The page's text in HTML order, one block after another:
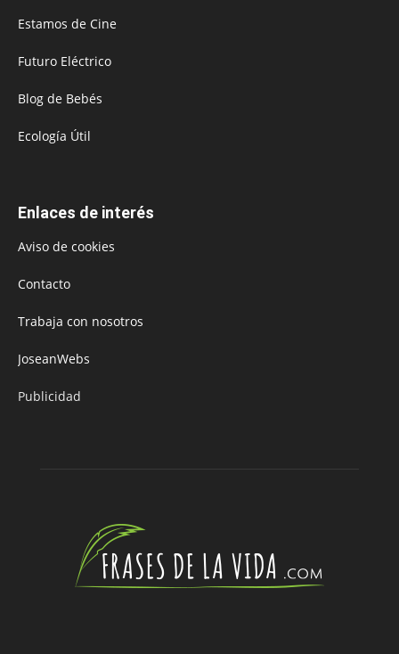
Estamos de Cine
Futuro Eléctrico
Blog de Bebés
Ecología Útil
Enlaces de interés
Aviso de cookies
Contacto
Trabaja con nosotros
JoseanWebs
Publicidad